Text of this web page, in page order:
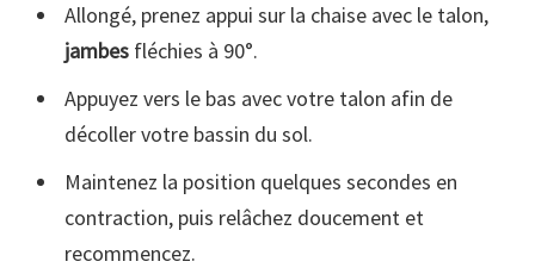
Allongé, prenez appui sur la chaise avec le talon,
jambesfléchies à 90°.
Appuyez vers le bas avec votre talon afin de
décoller votre bassin du sol.
Maintenez la position quelques secondes en
contraction, puis relâchez doucement et
recommencez.